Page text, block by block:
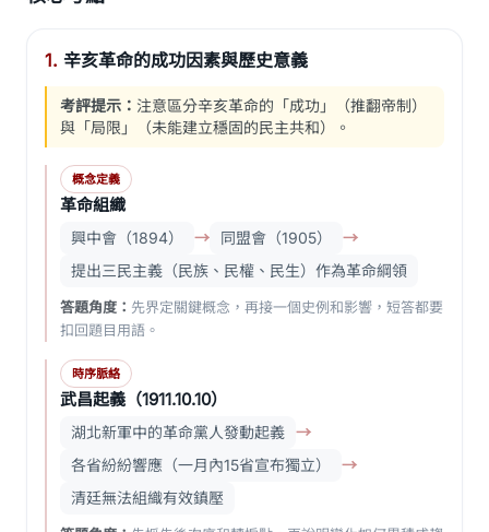
1. 辛亥革命的成功因素與歷史意義
考評提示： 注意區分辛亥革命的「成功」（推翻帝制）
與「局限」（未能建立穩固的民主共和）。
概念定義
革命組織
興中會（1894） → 同盟會（1905）
→
提出三民主義（民族、民權、民生）作為革命綱領
答題角度： 先界定關鍵概念，再接一個史例和影響，短答都要
扣回題目用語。
時序脈絡
武昌起義（1911.10.10）
湖北新軍中的革命黨人發動起義 →
各省紛紛響應（一月內15省宣布獨立）
→
清廷無法組織有效鎮壓